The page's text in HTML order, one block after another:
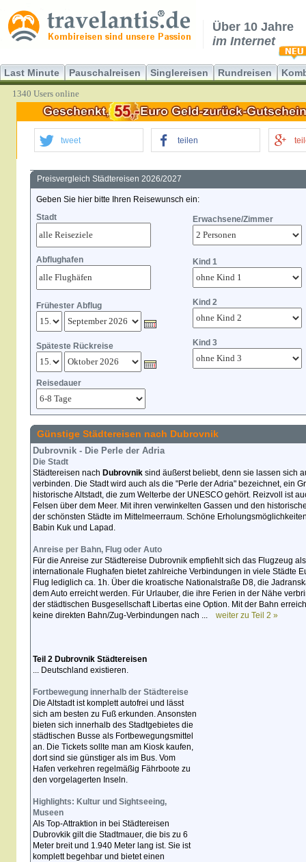
Über 10 Jahre
im Internet
Last Minute Pauschalreisen Singlereisen Rundreisen
1340 Users online
tweet teilen
Preisvergleich Städtereisen 2026/2027
Geben Sie hier bitte Ihren Reisewunsch ein:
Stadt
Erwachsene/Zimmer
Abflughafen Kind 1
Frühester Abflug Kind 2
Späteste Rückreise Kind 3
Reisedauer
Günstige Städtereisen nach Dubrovnik
Dubrovnik - Die Perle der Adria
Die Stadt
Städtereisen nach Dubrovnik sind äußerst beliebt, denn sie lassen sich
verbinden. Die Stadt wird auch als die "Perle der Adria" bezeichnet, ein
historische Altstadt, die zum Welterbe der UNESCO gehört. Reizvoll ist
Felsen über dem Meer. Mit ihren verwinkelten Gassen und den
der schönsten Städte im Mittelmeerraum. Schöne
Babin Kuk und Lapad.
Anreise per Bahn, Flug oder Auto
Für die Anreise zur Städtereise Dubrovnik empfiehlt sich das Flugzeug
internationale Flughafen bietet zahlreiche Verbindungen in viele Städte
Flug lediglich ca. 1h. Über die kroatische Nationalstraße D8, die
dem Auto erreicht werden. Für Urlauber, die ihre Ferien in der Nähe
der städtischen Busgesellschaft Libertas eine Option. Mit der Bahn
keine direkten Bahn/Zug-Verbindungen nach ... weiter zu Teil 2 »
Teil 2 Dubrovnik Städtereisen
... Deutschland existieren.
Fortbewegung innerhalb der Städtereise
Die Altstadt ist komplett autofrei und lässt
sich am besten zu Fuß erkunden. Ansonsten
bieten sich innerhalb des Stadtgebietes die
städtischen Busse als Fortbewegungsmittel
an. Die Tickets sollte man am Kiosk kaufen,
dort sind sie günstiger als im Bus. Vom
Hafen verkehren regelmäßig Fährboote zu
den vorgelagerten Inseln.
Highlights: Kultur und Sightseeing,
Museen
Als Top-Attraktion in bei Städtereisen
Dubrovkik gilt die Stadtmauer, die bis zu 6
Meter breit und 1.940 Meter lang ist. Sie ist
komplett begehbar und bietet einen